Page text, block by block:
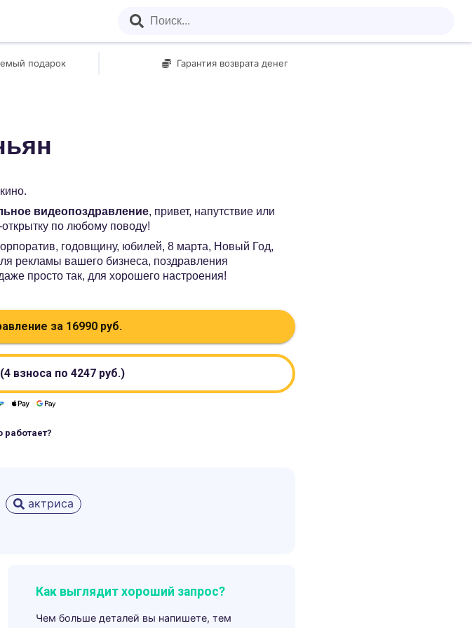
подарок Гарантия возврата денег
видеопоздравление, привет, напутствие или
по любому поводу!
годовщину, юбилей, 8 марта, Новый Год,
рекламы вашего бизнеса, поздравления
просто так, для хорошего настроения!
за 16990руб.
взноса по 4247руб.)
работает?
актриса
Как выглядит хороший запрос?
Чем больше деталей вы напишете, тем